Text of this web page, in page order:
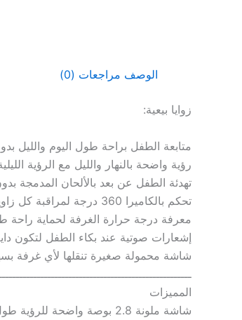
الوصف مراجعات (0)
زوايا بيعية:
متابعة الطفل براحة طول اليوم والليل
رؤية واضحة بالنهار والليل مع الرؤية الليلية
تهدئة الطفل عن بعد بالألحان المدمجة
تحكم بالكاميرا 360 درجة لمراقبة كل زاوية بالغرفة
معرفة درجة حرارة الغرفة لحماية راحة
إشعارات صوتية عند بكاء الطفل لتكون
شاشة محمولة صغيرة تنقلها لأي غرفة
المميزات
شاشة ملونة 2.8 بوصة واضحة للرؤية طول اليوم والليل